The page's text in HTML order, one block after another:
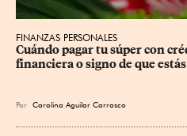
FINANZAS PERSONALES
Cuándo pagar tu súper con
financiera o signo de que
Por Carolina Aguilar Carrasco